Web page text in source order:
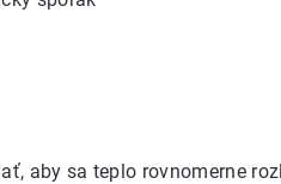
aby sa teplo rovnomerne